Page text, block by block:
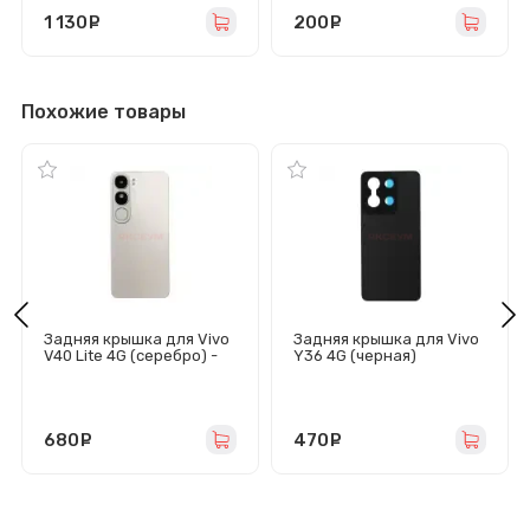
1 130 200
Похожие товары
Задняя крышка для Vivo
V40 Lite 4G (серебро) -
680
Задняя крышка для Vivo
Y36 4G (черная)
470